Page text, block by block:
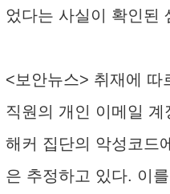
었다는 사실이 확인된
<보안뉴스> 취재에 따
직원의 개인 이메일
해커 집단의 악성코드
은 추정하고 있다. 이